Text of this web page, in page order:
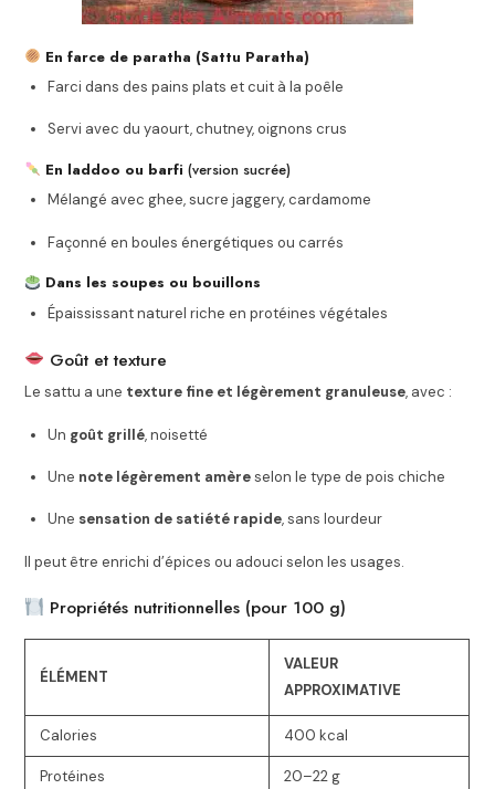
En farce de paratha (Sattu Paratha)
Farci dans des pains plats et cuit à la poêle
Servi avec du yaourt, chutney, oignons crus
En laddoo ou barfi (version sucrée)
Mélangé avec ghee, sucre jaggery, cardamome
Façonné en boules énergétiques ou carrés
Dans les soupes ou bouillons
Épaississant naturel riche en protéines végétales
Goût et texture
Le sattu a une texture fine et légèrement granuleuse, avec :
Un goût grillé, noisetté
Une note légèrement amèreselon le type de pois chiche
Une sensation de satiété rapide, sans lourdeur
Il peut être enrichi d’épices ou adouci selon les usages.
Propriétés nutritionnelles (pour 100 g)
ÉLÉMENT
VALEUR
APPROXIMATIVE
Calories 400 kcal
Protéines 20–22 g